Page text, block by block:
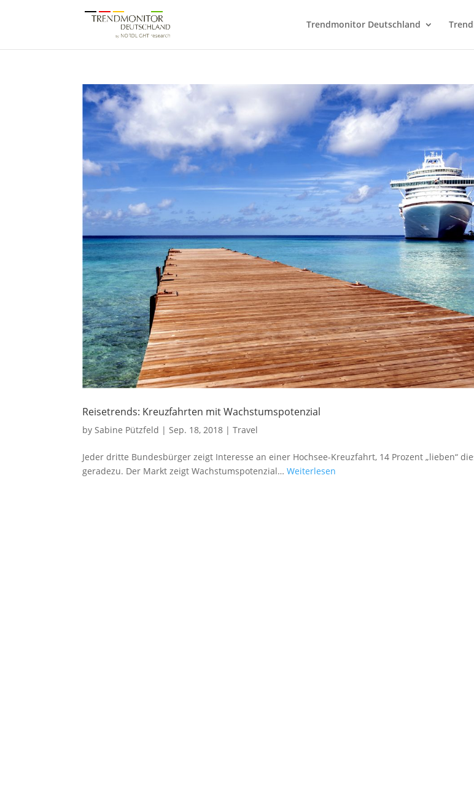
Trendmonitor Deutschland
Reisetrends: Kreuzfahrten mit Wachstumspotenzial
by Sabine Pützfeld | Sep. 18, 2018 |Travel
Jeder dritte Bundesbürger zeigt Interesse an einer Hochsee-Kreuzfahrt, 14 Prozent „lieben“
geradezu. Der Markt zeigt Wachstumspotenzial…Weiterlesen